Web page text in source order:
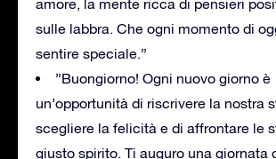
amore, la mente ricca di pensieri
sulle labbra. Che ogni momento di
sentire speciale.”
”Buongiorno! Ogni nuovo giorno è
un’opportunità di riscrivere la nostra
scegliere la felicità e di affrontare le
giusto spirito. Ti auguro una giornata